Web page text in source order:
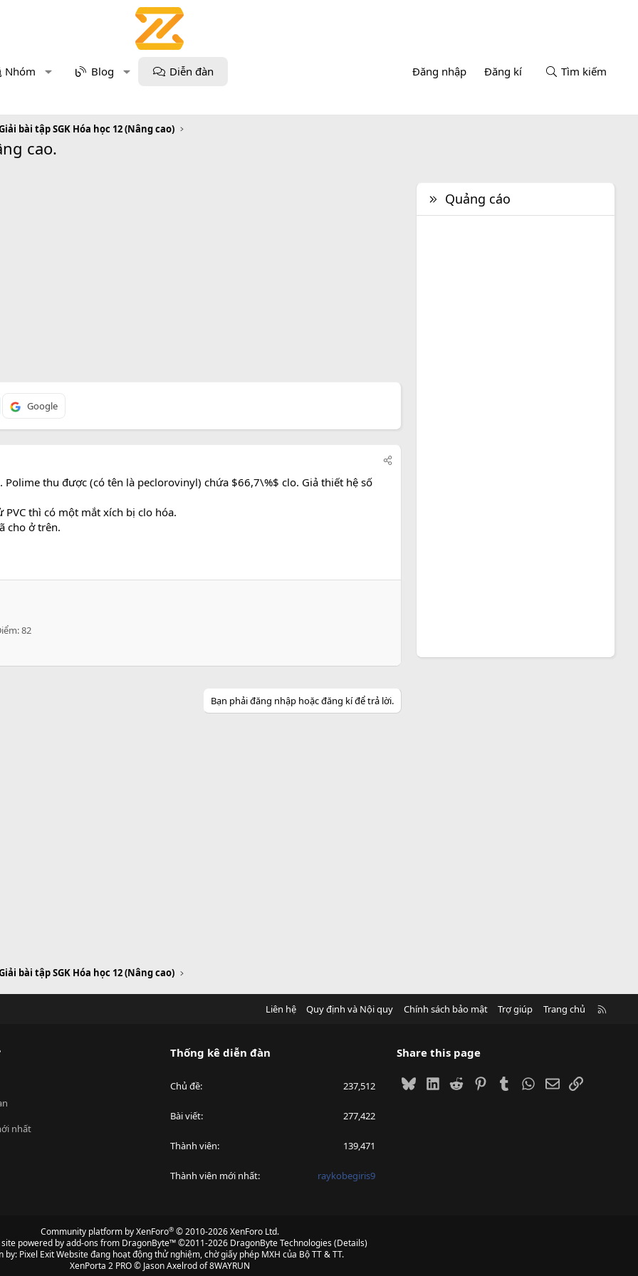
Nhóm Blog Diễn đàn Đăng nhập Đăng kí Tìm kiếm
bài tập SGK Hóa học 12 (Nâng cao)
cao.
Google
thu được (có tên là peclorovinyl) chứa $66,7\%$ clo. Giả thiết hệ số
thì có một mắt xích bị clo hóa.
cho ở trên.
82
Bạn phải đăng nhập hoặc đăng kí để trả lời.
Quảng cáo
bài tập SGK Hóa học 12 (Nâng cao)
Liên hệ Quy định và Nội quy Chính sách bảo mật Trợ giúp Trang chủ
nhất
Thống kê diễn đàn
Chủ đề 237,512
Bài viết 277,422
Thành viên 139,471
Thành viên mới nhất raykobegiris9
Share this page
BlueskyLinkedIn
Reddit PinterestTumblrWhatsApp
EmailLink
Community platform by XenForo® © 2010-2026 XenForo Ltd.
powered byadd-ons from DragonByte™©2011-2026 DragonByte Technologies(Details)
by: Pixel ExitWebsite đang hoạt động thử nghiệm, chờ giấy phép MXH của Bộ TT & TT.
XenPorta 2 PRO© Jason Axelrod of8WAYRUN